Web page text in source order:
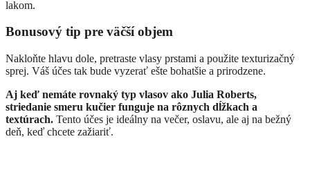
lakom.
Bonusový tip pre väčší objem
Nakloňte hlavu dole, pretraste vlasy prstami a použite texturizačný
sprej. Váš účes tak bude vyzerať ešte bohatšie a prirodzene.
Aj keď nemáte rovnaký typ vlasov ako Julia Roberts,
striedanie smeru kučier funguje na rôznych dĺžkach a
textúrach. Tento účes je ideálny na večer, oslavu, ale aj na bežný
deň, keď chcete zažiariť.